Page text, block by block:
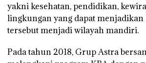
yakni kesehatan, pendidikan,
lingkungan yang dapat
tersebut menjadi wilayah mandiri.
Pada tahun 2018, Grup Astra